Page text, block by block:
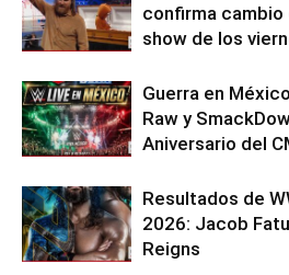
confirma
show de los
Guerra en
Raw y
Aniversario del
Resultados de
2026: Jacob
Reigns